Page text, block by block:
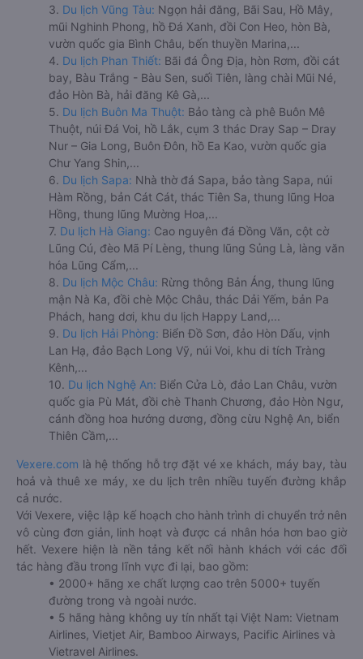
3. Du lịch Vũng Tàu: Ngọn hải đăng, Bãi Sau, Hồ Mây,
mũi Nghinh Phong, hồ Đá Xanh, đồi Con Heo, hòn Bà,
vườn quốc gia Bình Châu, bến thuyền Marina,...
4. Du lịch Phan Thiết: Bãi đá Ông Địa, hòn Rơm, đồi cát
bay, Bàu Trắng - Bàu Sen, suối Tiên, làng chài Mũi Né,
đảo Hòn Bà, hải đăng Kê Gà,...
5. Du lịch Buôn Ma Thuột: Bảo tàng cà phê Buôn Mê
Thuột, núi Đá Voi, hồ Lắk, cụm 3 thác Dray Sap – Dray
Nur – Gia Long, Buôn Đôn, hồ Ea Kao, vườn quốc gia
Chư Yang Shin,...
6. Du lịch Sapa: Nhà thờ đá Sapa, bảo tàng Sapa, núi
Hàm Rồng, bản Cát Cát, thác Tiên Sa, thung lũng Hoa
Hồng, thung lũng Mường Hoa,...
7. Du lịch Hà Giang: Cao nguyên đá Đồng Văn, cột cờ
Lũng Cú, đèo Mã Pí Lèng, thung lũng Sủng Là, làng văn
hóa Lũng Cẩm,...
8. Du lịch Mộc Châu: Rừng thông Bản Áng, thung lũng
mận Nà Ka, đồi chè Mộc Châu, thác Dải Yếm, bản Pa
Phách, hang dơi, khu du lịch Happy Land,...
9. Du lịch Hải Phòng: Biển Đồ Sơn, đảo Hòn Dấu, vịnh
Lan Hạ, đảo Bạch Long Vỹ, núi Voi, khu di tích Tràng
Kênh,...
10. Du lịch Nghệ An: Biển Cửa Lò, đảo Lan Châu, vườn
quốc gia Pù Mát, đồi chè Thanh Chương, đảo Hòn Ngư,
cánh đồng hoa hướng dương, đồng cừu Nghệ An, biển
Thiên Cầm,...
Vexere.com là hệ thống hỗ trợ đặt vé xe khách, máy bay, tàu
hoả và thuê xe máy, xe du lịch trên nhiều tuyến đường khắp
cả nước.
Với Vexere, việc lập kế hoạch cho hành trình di chuyển trở nên
vô cùng đơn giản, linh hoạt và được cá nhân hóa hơn bao giờ
hết. Vexere hiện là nền tảng kết nối hành khách với các đối
tác hàng đầu trong lĩnh vực đi lại, bao gồm:
• 2000+ hãng xe chất lượng cao trên 5000+ tuyến
đường trong và ngoài nước.
• 5 hãng hàng không uy tín nhất tại Việt Nam: Vietnam
Airlines, Vietjet Air, Bamboo Airways, Pacific Airlines và
Vietravel Airlines.